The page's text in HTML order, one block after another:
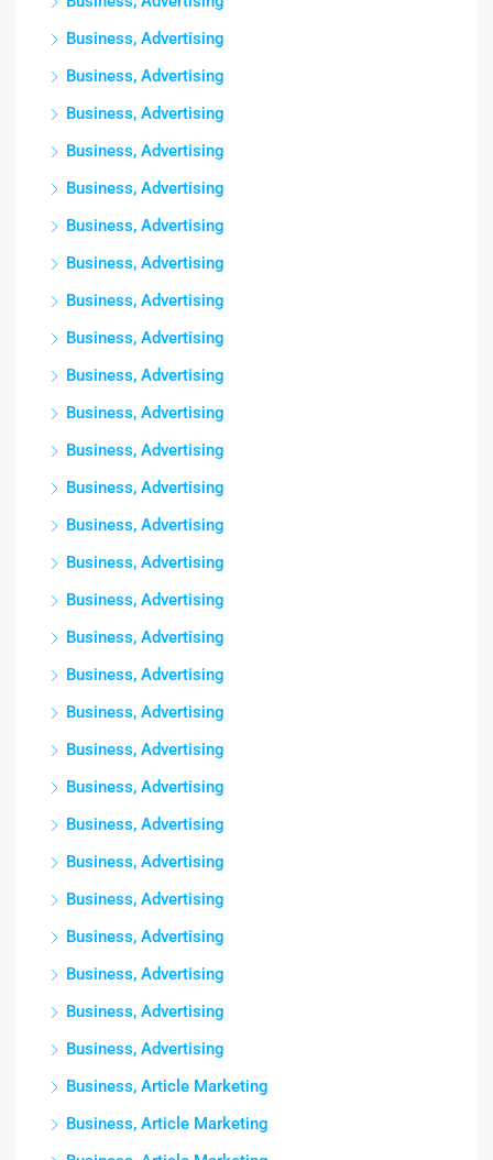
Business, Advertising
Business, Advertising
Business, Advertising
Business, Advertising
Business, Advertising
Business, Advertising
Business, Advertising
Business, Advertising
Business, Advertising
Business, Advertising
Business, Advertising
Business, Advertising
Business, Advertising
Business, Advertising
Business, Advertising
Business, Advertising
Business, Advertising
Business, Advertising
Business, Advertising
Business, Advertising
Business, Advertising
Business, Advertising
Business, Advertising
Business, Advertising
Business, Advertising
Business, Advertising
Business, Advertising
Business, Advertising
Business, Article Marketing
Business, Article Marketing